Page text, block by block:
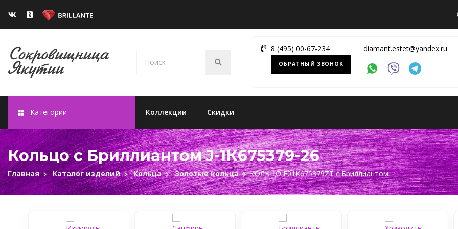
8 (495) 00-67-234
ОБРАТНЫЙ ЗВОНОК
diamant.estet@yandex.ru
Категории Коллекции Скидки
Кольцо с Бриллиантом J-1К675379-26
Главная Каталог изделий Кольца Золотые кольца КОЛЬЦО Е01К675379ZТ c Бриллиантом